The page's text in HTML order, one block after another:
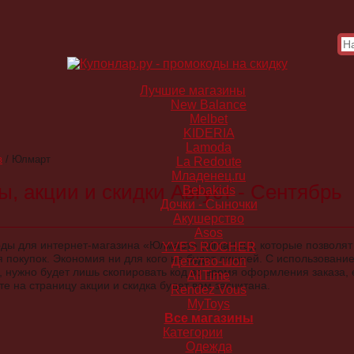
/ Юлмарт
акции и скидки Август - Сентябрь
для интернет-магазина «Юлмарт» (ulmart.ru), которые
покупок. Экономия ни для кого не будет лишней. С
нужно будет лишь скопировать код во время оформления
на страницу акции и скидка будет вам засчитана.
Лучшие магазины
New Balance
Melbet
KIDERIA
Lamoda
La Redoute
Младенец.ru
Bebakids
Дочки - Сыночки
Акушерство
Asos
YVES ROCHER
Детство-шоп
AllTime
Rendez Vous
MyToys
Все магазины
Категории
Одежда